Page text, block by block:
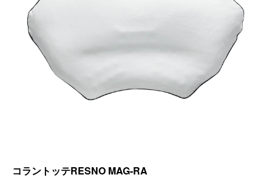
コラントッテRESNO MAG-RA